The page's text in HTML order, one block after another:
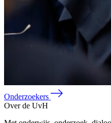
Onderzoekers
Over de UvH